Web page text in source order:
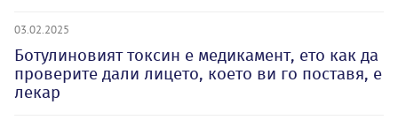
03.02.2025
Ботулиновият токсин е медикамент, ето как да
проверите дали лицето, което ви го поставя, е
лекар